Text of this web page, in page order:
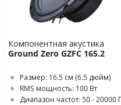
Компонентная акустика
Ground Zero GZFC 165.2
Размер: 16.5 см (6.5 дюйм)
RMS мощность: 100 Вт
Диапазон частот: 50 - 20000